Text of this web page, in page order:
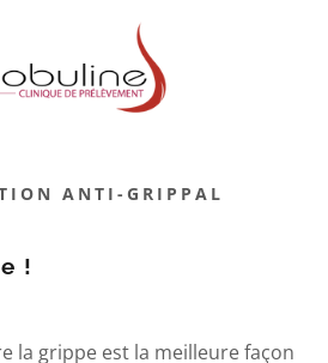
ANTI-GRIPPAL
!
la grippe est la meilleure façon